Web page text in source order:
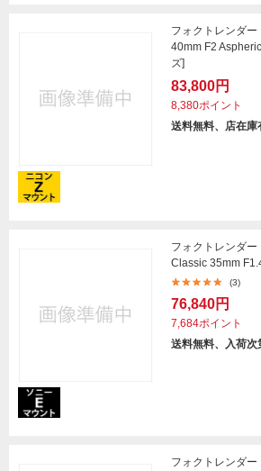
フォクトレンダ
40mm F2
ズ]
83,800円
8,380ポイント
送料無料、店在
フォクトレンダ
Classic 35mm
(3)
76,840円
7,684ポイント
送料無料、入荷次
フォクトレンダ